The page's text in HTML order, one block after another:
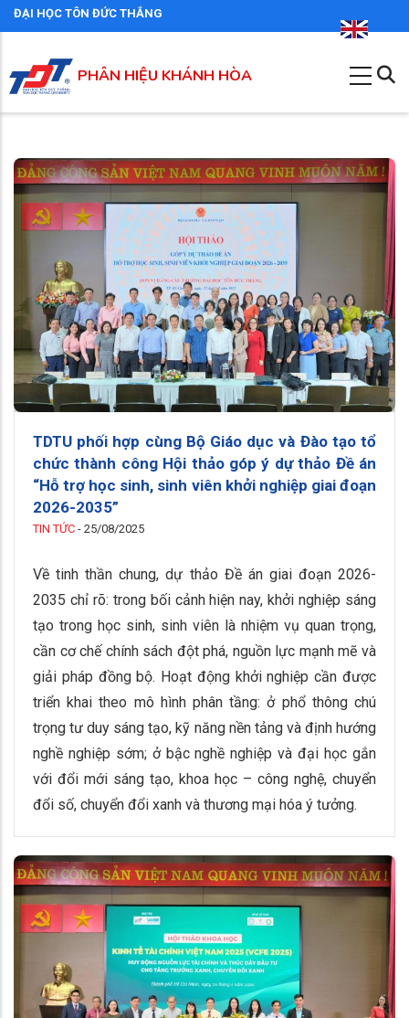
Nhảy
đến
dung
ĐẠI HỌC TÔN ĐỨC THẮNG
PHÂN HIỆU KHÁNH HÒA
TDTU phối hợp cùng Bộ Giáo dục và Đào tạo tổ
chức thành công Hội thảo góp ý dự thảo Đề án
“Hỗ trợ học sinh, sinh viên khởi nghiệp giai đoạn
2026-2035”
TIN TỨC - 25/08/2025
Về tinh thần chung, dự thảo Đề án giai đoạn 2026-
2035 chỉ rõ: trong bối cảnh hiện nay, khởi nghiệp sáng
tạo trong học sinh, sinh viên là nhiệm vụ quan trọng,
cần cơ chế chính sách đột phá, nguồn lực mạnh mẽ và
giải pháp đồng bộ. Hoạt động khởi nghiệp cần được
triển khai theo mô hình phân tầng: ở phổ thông chú
trọng tư duy sáng tạo, kỹ năng nền tảng và định hướng
nghề nghiệp sớm; ở bậc nghề nghiệp và đại học gắn
với đổi mới sáng tạo, khoa học – công nghệ, chuyển
đổi số, chuyển đổi xanh và thương mại hóa ý tưởng.